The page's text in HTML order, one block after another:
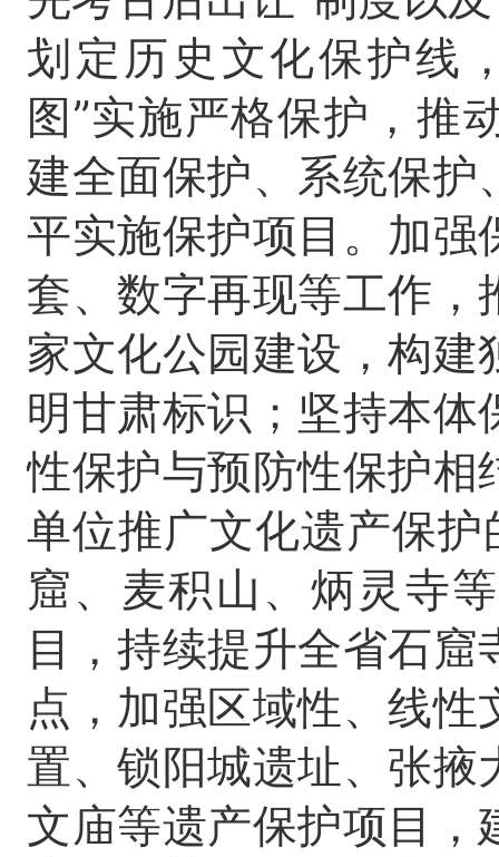
划定历史文化保护线
图”实施严格保护，推
建全面保护、系统保
平实施保护项目。加强
套、数字再现等工作
家文化公园建设，构
明甘肃标识；坚持本
性保护与预防性保护相
单位推广文化遗产保护
窟、麦积山、炳灵寺
目，持续提升全省石
点，加强区域性、线
置、锁阳城遗址、张
文庙等遗产保护项目